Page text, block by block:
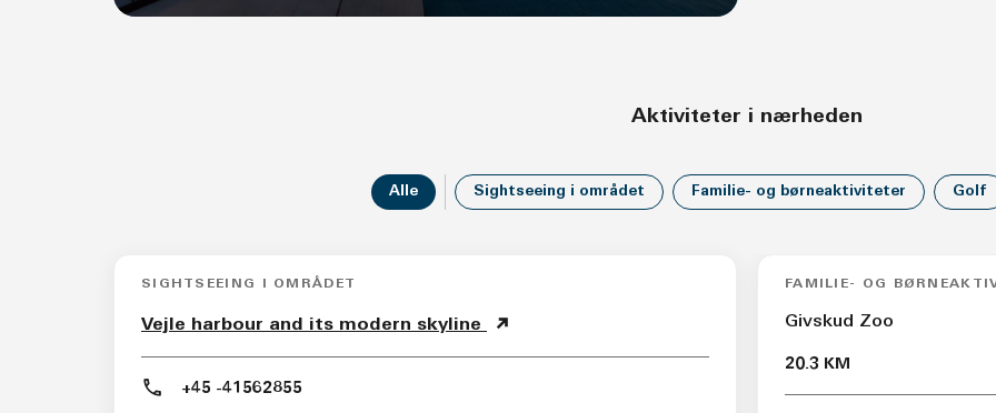
Aktiviteter i nærheden
Alle Sightseeing i området Familie- og børneaktiviteter Golf
SIGHTSEEING I OMRÅDET
Vejle harbour and its modern skyline
+45 -41562855
FAMILIE- OG
Givskud Zoo
20.3 KM